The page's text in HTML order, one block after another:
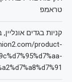
טראמפ
קניות בגדים
product-